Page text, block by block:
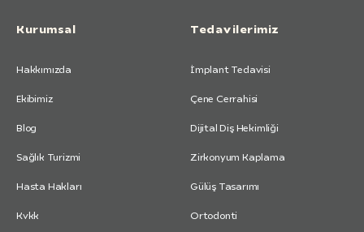
Kurumsal
Hakkımızda
Ekibimiz
Blog
Sağlık Turizmi
Hasta Hakları
Kvkk
Tedavilerimiz
İmplant Tedavisi
Çene Cerrahisi
Dijital Diş Hekimliği
Zirkonyum Kaplama
Gülüş Tasarımı
Ortodonti